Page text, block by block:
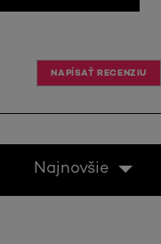
NAPÍSAŤ RECENZIU
Najnovšie